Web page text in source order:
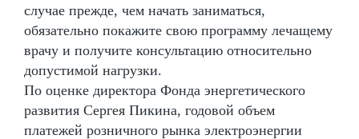
случае прежде, чем начать заниматься,
обязательно покажите свою программу лечащему
врачу и получите консультацию относительно
допустимой нагрузки.
По оценке директора Фонда энергетического
развития Сергея Пикина, годовой объем
платежей розничного рынка электроэнергии